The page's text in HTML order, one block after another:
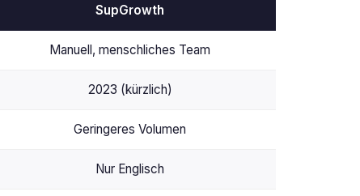
SupGrowth
Manuell, menschliches Team
2023 (kürzlich)
Geringeres Volumen
Nur Englisch